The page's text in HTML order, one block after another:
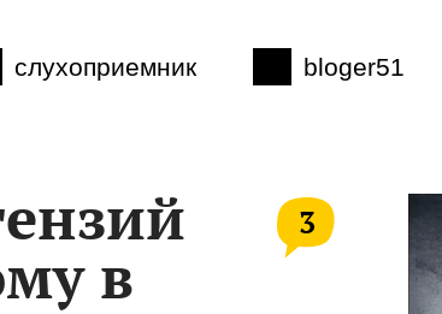
слухоприемник bloger51
в
3